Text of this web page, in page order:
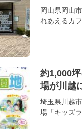
岡山県岡山
れあえるカ
約1,000
場が川越
埼玉県川越
場「キッズ